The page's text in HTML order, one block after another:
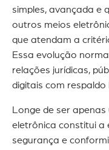
simples, avançada e
outros meios
que atendam a
Essa evolução
relações jurídicas,
digitais com respaldo
Longe de ser
eletrônica constitui a
segurança e